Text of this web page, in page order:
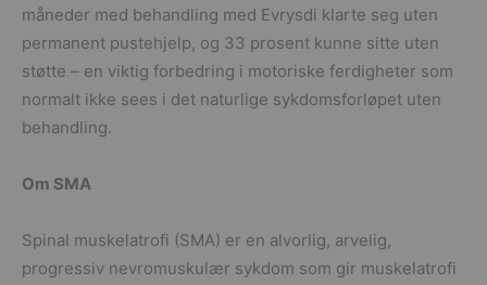
måneder med behandling med Evrysdi klarte seg uten
permanent pustehjelp, og 33 prosent kunne sitte uten
støtte – en viktig forbedring i motoriske ferdigheter som
normalt ikke sees i det naturlige sykdomsforløpet uten
behandling.
Om SMA
Spinal muskelatrofi (SMA) er en alvorlig, arvelig,
progressiv nevromuskulær sykdom som gir muskelatrofi